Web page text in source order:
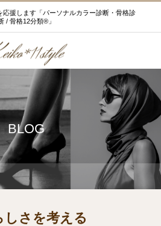
応援します「パーソナルカラー診断・骨格診
/ 骨格12分類®」
BLOG
しさを考える